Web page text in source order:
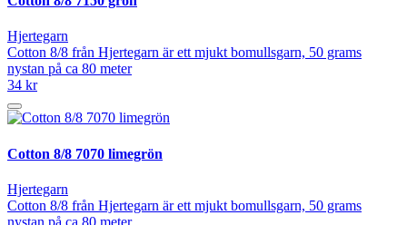
Hjertegarn
Cotton 8/8 från Hjertegarn är ett mjukt bomullsgarn, 50 grams
nystan på ca 80 meter
34 kr
Cotton 8/8 7070 limegrön
Hjertegarn
Cotton 8/8 från Hjertegarn är ett mjukt bomullsgarn, 50 grams
nystan på ca 80 meter